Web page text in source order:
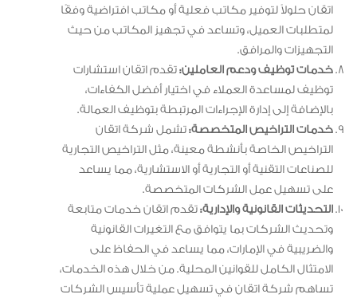
اتقان حلولاً لتوفير مكاتب فعلية أو مكاتب افتراضية وفقًا
لمتطلبات العميل، وتساعد في تجهيز المكاتب من حيث
التجهيزات والمرافق.
خدمات توظيف ودعم العاملين:تقدم اتقان استشارات
توظيف لمساعدة العملاء في اختيار أفضل الكفاءات،
بالإضافة إلى إدارة الإجراءات المرتبطة بتوظيف العمالة.
خدمات التراخيص المتخصصة:تشمل شركة اتقان
التراخيص الخاصة بأنشطة معينة، مثل التراخيص التجارية
للصناعات التقنية أو التجارية أو الاستشارية، مما يساعد
على تسهيل عمل الشركات المتخصصة.
التحديثات القانونية والإدارية:تقدم اتقان خدمات متابعة
وتحديث الشركات بما يتوافق مع التغيرات القانونية
والضريبية في الإمارات، مما يساعد في الحفاظ على
الامتثال الكامل للقوانين المحلية. من خلال هذه الخدمات،
تساهم شركة اتقان في تسهيل عملية تأسيس الشركات